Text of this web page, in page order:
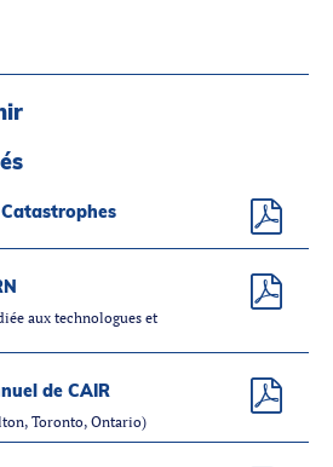
aux technologues et
de CAIR
Toronto, Ontario)